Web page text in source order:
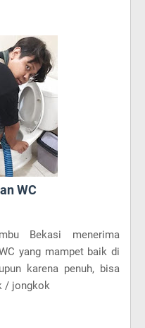
WC
Bekasi menerima
yang mampet baik di
karena penuh, bisa
/ jongkok